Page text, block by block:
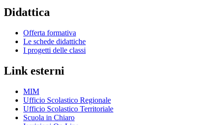
Didattica
Offerta formativa
Le schede didattiche
I progetti delle classi
Link esterni
MIM
Ufficio Scolastico Regionale
Ufficio Scolastico Territoriale
Scuola in Chiaro